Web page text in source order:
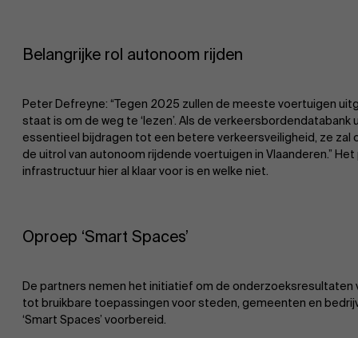
Belangrijke rol autonoom rijden
Peter Defreyne: “Tegen 2025 zullen de meeste voertuigen
staat is om de weg te ‘lezen’. Als de
essentieel bijdragen tot een betere verkeersveiligheid, ze zal
de uitrol van autonoom rijdende voertuigen in Vlaanderen.”
infrastructuur hier al klaar voor is en welke niet.
Oproep ‘Smart Spaces’
De partners nemen het initiatief om de onderzoeksresultaten
tot bruikbare toepassingen voor steden, gemeenten en
‘Smart Spaces’ voorbereid.